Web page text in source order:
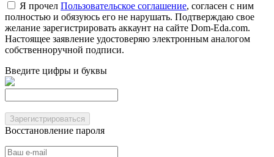
Я прочел Пользовательское соглашение, согласен с ним
полностью и обязуюсь его не нарушать. Подтверждаю свое
желание зарегистрировать аккаунт на сайте Dom-Eda.com.
Настоящее заявление удостоверяю электронным аналогом
собственноручной подписи.
Введите цифры и буквы
Зарегистрироваться
Восстановление пароля